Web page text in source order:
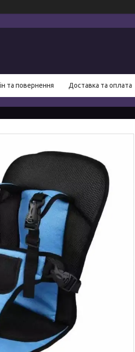
та повернення Доставка та оплата